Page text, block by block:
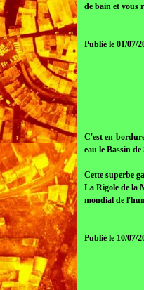
de bain et vous
Publié le 01/07/
C'est en
eau le Bassin
Cette superbe
La Rigole de la
mondial de
Publié le 10/07/